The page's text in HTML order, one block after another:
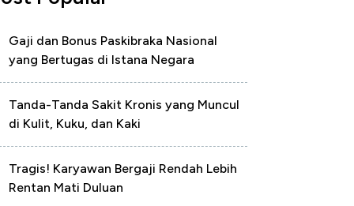
Gaji dan Bonus Paskibraka Nasional
yang Bertugas di Istana Negara
Tanda-Tanda Sakit Kronis yang Muncul
di Kulit, Kuku, dan Kaki
Tragis! Karyawan Bergaji Rendah Lebih
Rentan Mati Duluan